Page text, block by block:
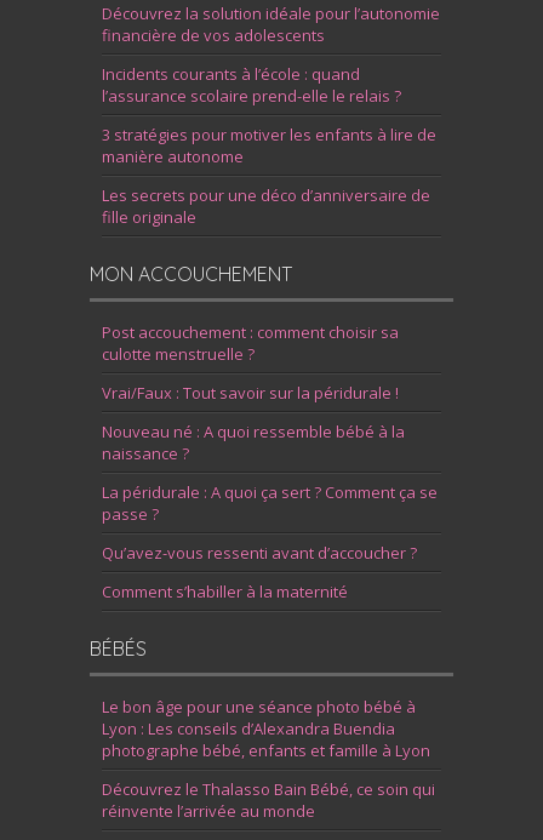
Découvrez la solution idéale pour l’autonomie
financière de vos adolescents
Incidents courants à l’école : quand
l’assurance scolaire prend-elle le relais ?
3 stratégies pour motiver les enfants à lire de
manière autonome
Les secrets pour une déco d’anniversaire de
fille originale
MON ACCOUCHEMENT
Post accouchement : comment choisir sa
culotte menstruelle ?
Vrai/Faux : Tout savoir sur la péridurale !
Nouveau né : A quoi ressemble bébé à la
naissance ?
La péridurale : A quoi ça sert ? Comment ça se
passe ?
Qu’avez-vous ressenti avant d’accoucher ?
Comment s’habiller à la maternité
BÉBÉS
Le bon âge pour une séance photo bébé à
Lyon : Les conseils d’Alexandra Buendia
photographe bébé, enfants et famille à Lyon
Découvrez le Thalasso Bain Bébé, ce soin qui
réinvente l’arrivée au monde